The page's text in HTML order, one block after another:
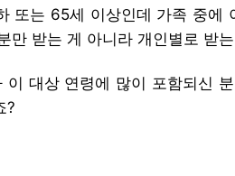
또는 65세 이상인데 가족 중에
만 받는 게 아니라 개인별로 받
이 대상 연령에 많이 포함되신
?